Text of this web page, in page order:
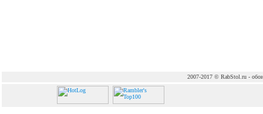
2007-2017 © RabStol.ru - обои